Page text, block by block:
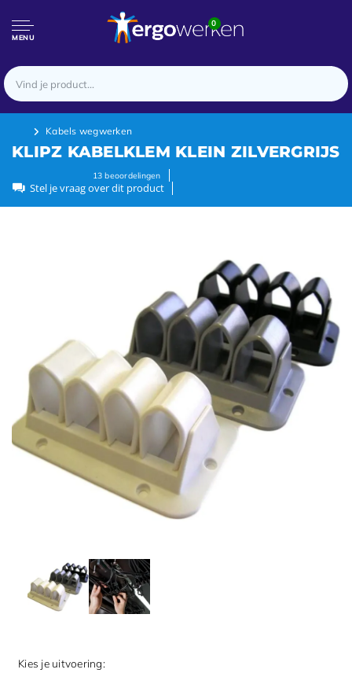
MENU
0
Kabels wegwerken
KLIPZ KABELKLEM KLEIN ZILVERGRIJS
13 beoordelingen
Stel je vraag over dit product
Kies je uitvoering: